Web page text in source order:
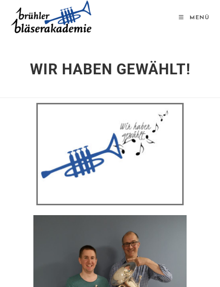
MENÜ
WIR HABEN GEWÄHLT!